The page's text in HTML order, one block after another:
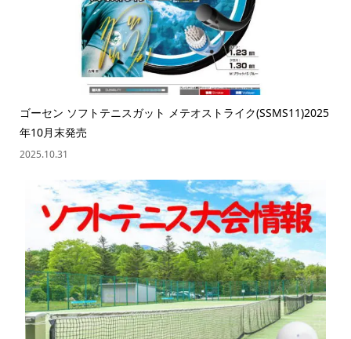
ゴーセン ソフトテニスガット メテオストライク(SSMS11)2025
年10月末発売
2025.10.31